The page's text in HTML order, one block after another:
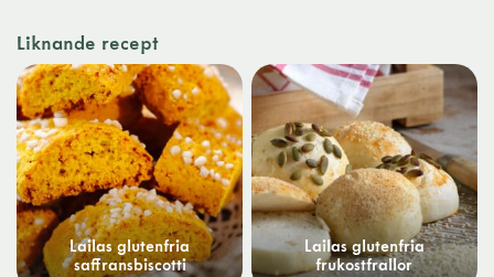
Liknande recept
Lailas glutenfria
saffransbiscotti
Lailas glutenfria
frukostfrallor